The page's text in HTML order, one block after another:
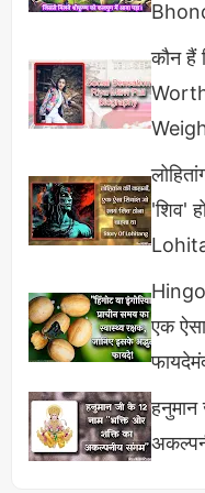
कौन हैं
'शिव'
एक